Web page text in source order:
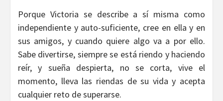
Porque Victoria se describe a sí misma como
independiente y auto-suficiente, cree en ella y en
sus amigos, y cuando quiere algo va a por ello.
Sabe divertirse, siempre se está riendo y haciendo
reír, y sueña despierta, no se corta, vive el
momento, lleva las riendas de su vida y acepta
cualquier reto de superarse.